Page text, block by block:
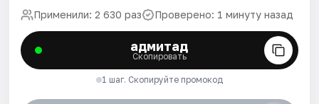
Применили: 2 630 раз Проверено: 1 минуту назад
адмитад
Скопировать
1 шаг. Скопируйте промокод